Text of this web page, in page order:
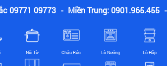
09771 09773 - Miền Trung: 0901.965.455 -
Nồi Từ Chậu Rửa Lò Nướng Lò Hấp